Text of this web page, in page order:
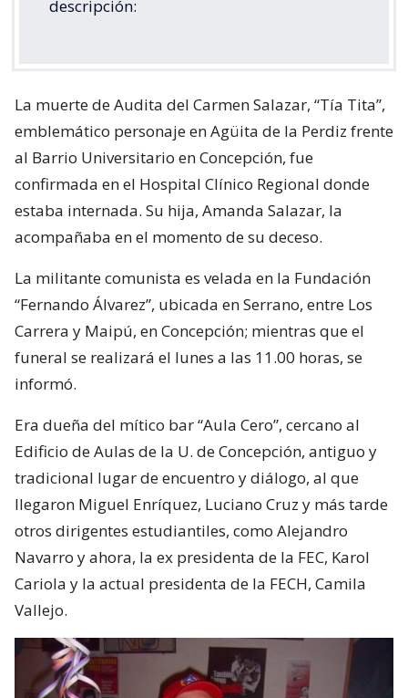
descripción:
La muerte de Audita del Carmen Salazar, “Tía Tita”,
emblemático personaje en Agüita de la Perdiz frente
al Barrio Universitario en Concepción, fue
confirmada en el Hospital Clínico Regional donde
estaba internada. Su hija, Amanda Salazar, la
acompañaba en el momento de su deceso.
La militante comunista es velada en la Fundación
“Fernando Álvarez”, ubicada en Serrano, entre Los
Carrera y Maipú, en Concepción; mientras que el
funeral se realizará el lunes a las 11.00 horas, se
informó.
Era dueña del mítico bar “Aula Cero”, cercano al
Edificio de Aulas de la U. de Concepción, antiguo y
tradicional lugar de encuentro y diálogo, al que
llegaron Miguel Enríquez, Luciano Cruz y más tarde
otros dirigentes estudiantiles, como Alejandro
Navarro y ahora, la ex presidenta de la FEC, Karol
Cariola y la actual presidenta de la FECH, Camila
Vallejo.